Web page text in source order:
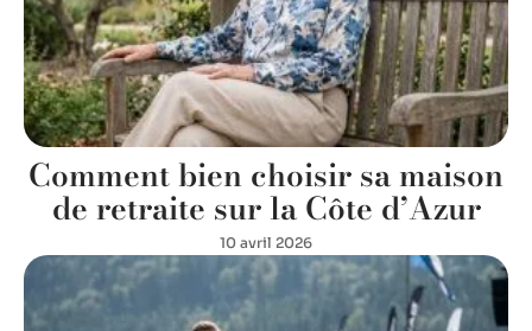
Comment bien choisir sa maison
de retraite sur la Côte d’Azur
10 avril 2026